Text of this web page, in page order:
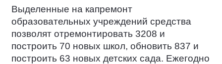
Выделенные на капремонт
образовательных учреждений средства
позволят отремонтировать 3208 и
построить 70 новых школ, обновить 837 и
построить 63 новых детских сада. Ежегодно